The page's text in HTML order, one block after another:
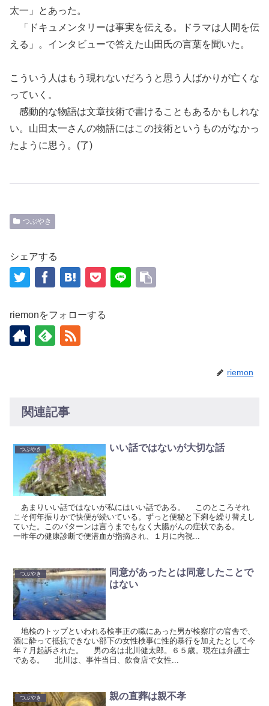
太一」
と あった。
「
ドキュメンタリーは事実を伝える。ドラマは人間を伝
える 」 。インタビューで答えた山田氏の言葉を聞いた。
こういう人はもう現れないだろうと思う 人ばかりが亡くな
ってい く。
感動的な物語は文章技術で書けることもあるかもしれな
い。山田太一さんの物語にはこの技術というものがなかっ
たように思う。 (了)
つぶやき
シェアする
riemonをフォローする
riemon
関連記事
つぶやき いい話ではないが大切な話
あまりいい話ではないが私にはいい話である。 このところそれ
こそ何年振りかで快便が続いている。ずっと便秘と下痢を繰り替えし
ていた。このパターンは言うまでもなく大腸がんの症状である。
一昨年の健康診断で便潜血が指摘され、１月に内視...
つぶやき
同意があったとは同意したことで
はない
地検のトップといわれる検事正の職にあった男が検察庁の官舎で、
酒に酔って抵抗できない部下の女性検事に性的暴行を加えたとして今
年７月起訴された。 男の名は北川健太郎。６５歳。現在は弁護士
である。 北川は、事件当日、飲食店で女性...
つぶやき 親の直葬は親不孝